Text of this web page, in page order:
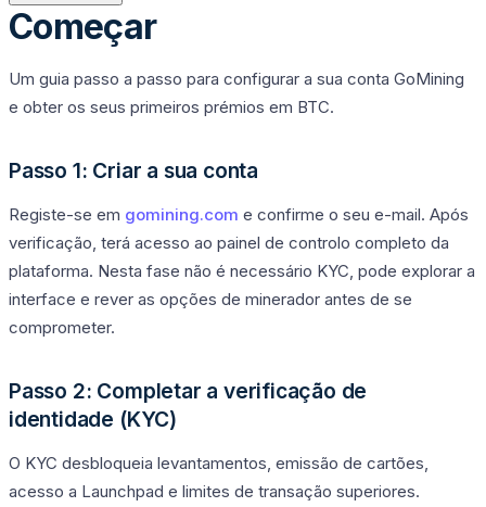
Começar
Um guia passo a passo para configurar a sua conta GoMining
e obter os seus primeiros prémios em BTC.
Passo 1: Criar a sua conta
Registe-se em gomining.com e confirme o seu e-mail. Após
verificação, terá acesso ao painel de controlo completo da
plataforma. Nesta fase não é necessário KYC, pode explorar a
interface e rever as opções de minerador antes de se
comprometer.
Passo 2: Completar a verificação de
identidade (KYC)
O KYC desbloqueia levantamentos, emissão de cartões,
acesso a Launchpad e limites de transação superiores.